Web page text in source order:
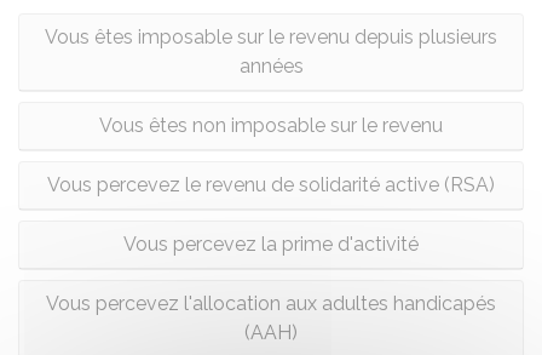
Vous êtes imposable sur le revenu depuis plusieurs
années
Vous êtes non imposable sur le revenu
Vous percevez le revenu de solidarité active (RSA)
Vous percevez la prime d'activité
Vous percevez l'allocation aux adultes handicapés
(AAH)